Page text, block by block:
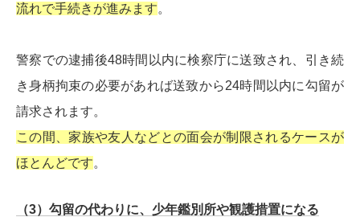
流れで手続きが進みます。
警察での逮捕後48時間以内に検察庁に送致され、引き続
き身柄拘束の必要があれば送致から24時間以内に勾留が
請求されます。
この間、家族や友人などとの面会が制限されるケースが
ほとんどです。
（3）勾留の代わりに、少年鑑別所や観護措置になる